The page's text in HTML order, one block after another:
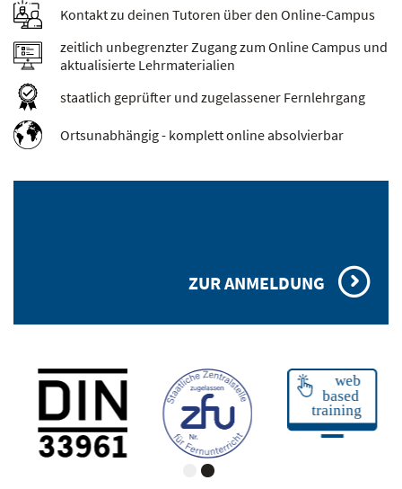
Kontakt zu deinen Tutoren über den Online-Campus
zeitlich unbegrenzter Zugang zum Online Campus und
aktualisierte Lehrmaterialien
staatlich geprüfter und zugelassener Fernlehrgang
Ortsunabhängig - komplett online absolvierbar
ZUR ANMELDUNG